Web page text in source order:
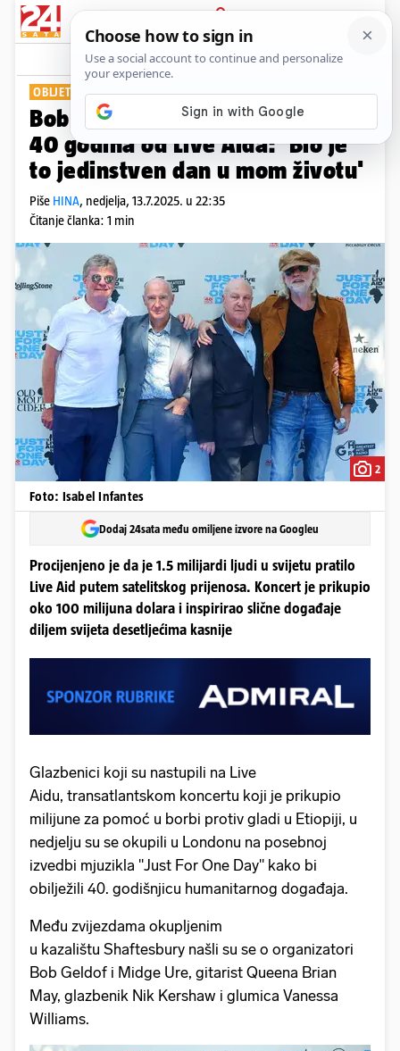
PRIJAVA
Show Komentari
OBLJETNICA KULTNOG DOGAĐAJA
Bob Geldof i Brian May obilježili
40 godina od Live Aida: 'Bio je
to jedinstven dan u mom životu'
Piše HINA, nedjelja, 13.7.2025. u 22:35
Čitanje članka: 1 min
2
Foto: Isabel Infantes
Dodaj 24sata među omiljene izvore na Googleu
Procijenjeno je da je 1.5 milijardi ljudi u svijetu pratilo
Live Aid putem satelitskog prijenosa. Koncert je prikupio
oko 100 milijuna dolara i inspirirao slične događaje
diljem svijeta desetljećima kasnije
Glazbenici koji su nastupili na Live
Aidu, transatlantskom koncertu koji je prikupio
milijune za pomoć u borbi protiv gladi u Etiopiji, u
nedjelju su se okupili u Londonu na posebnoj
izvedbi mjuzikla "Just For One Day" kako bi
obilježili 40. godišnjicu humanitarnog događaja.
Među zvijezdama okupljenim
u kazalištu Shaftesbury našli su se o organizatori
Bob Geldof i Midge Ure, gitarist Queena Brian
May, glazbenik Nik Kershaw i glumica Vanessa
Williams.